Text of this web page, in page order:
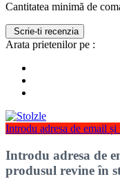
Cantitatea minimă de
Scrie-ti recenzia
Arata prietenilor pe :
Introdu adresa de email
Introdu adresa de
produsul revine în